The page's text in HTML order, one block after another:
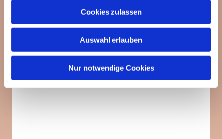
Cookies zulassen
Auswahl erlauben
Nur notwendige Cookies